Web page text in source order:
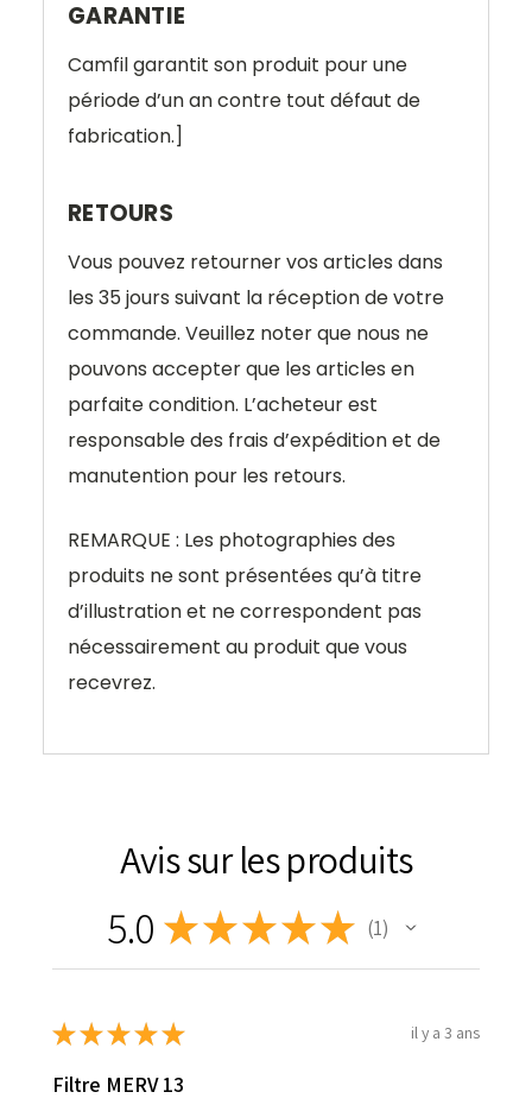
GARANTIE
Camfil garantit son produit pour une
période d’un an contre tout défaut de
fabrication.]
RETOURS
Vous pouvez retourner vos articles dans
les 35 jours suivant la réception de votre
commande. Veuillez noter que nous ne
pouvons accepter que les articles en
parfaite condition. L’acheteur est
responsable des frais d’expédition et de
manutention pour les retours.
REMARQUE : Les photographies des
produits ne sont présentées qu’à titre
d’illustration et ne correspondent pas
nécessairement au produit que vous
recevrez.
Avis sur les produits
5.0 ★★★★★ 1
★★★★★ il y a 3 ans
Filtre MERV 13